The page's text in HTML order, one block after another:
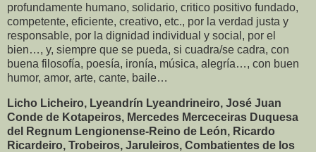
profundamente humano, solidario, critico positivo fundado,
competente, eficiente, creativo, etc., por la verdad justa y
responsable, por la dignidad individual y social, por el
bien…, y, siempre que se pueda, si cuadra/se cadra, con
buena filosofía, poesía, ironía, música, alegría…, con buen
humor, amor, arte, cante, baile…
Licho Licheiro, Lyeandrín Lyeandrineiro, José Juan
Conde de Kotapeiros, Mercedes Merceceiras Duquesa
del Regnum Lengionense-Reino de León, Ricardo
Ricardeiro, Trobeiros, Jaruleiros, Combatientes de los